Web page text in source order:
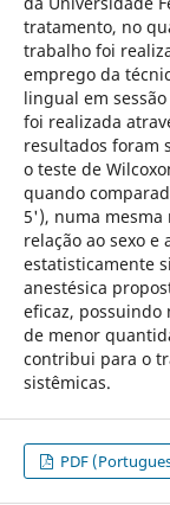
tratamento, no
trabalho foi
emprego da
lingual em
foi realizada
resultados foram
o teste de
quando
5'), numa mesma
relação ao sexo
estatisticamente
anestésica
eficaz, possuindo
de menor
contribui para o
sistêmicas.
PDF